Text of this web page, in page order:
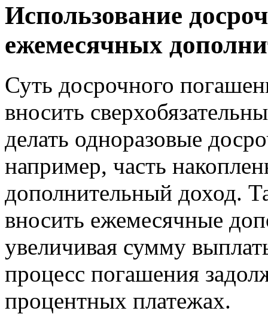
Использование
ежемесячных
Суть досрочного
вносить
делать одноразовые
например, часть
дополнительный доход.
вносить ежемесячные
увеличивая сумму
процесс погашения
процентных платежах.